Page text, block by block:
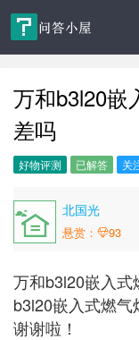
万和b3l20嵌
差吗
好物评测 已解答 关
北国光
悬赏： 93
万和b3l20嵌入
b3l20嵌入式燃气
谢谢啦！